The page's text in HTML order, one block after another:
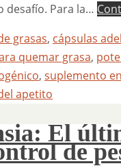
desafío. Para la…
grasas, cápsulas
quemar grasa,
, suplemento
apetito
El
de